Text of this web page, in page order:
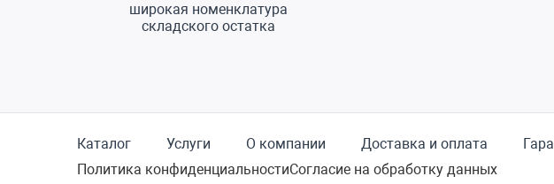
широкая номенклатура
складского остатка
Каталог Услуги О компании Доставка и оплата
Политика конфиденциальностиСогласие на обработку данных